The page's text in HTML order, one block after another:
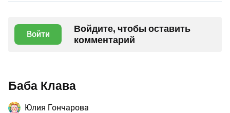
Войти
Войдите, чтобы оставить
комментарий
Баба Клава
Юлия Гончарова